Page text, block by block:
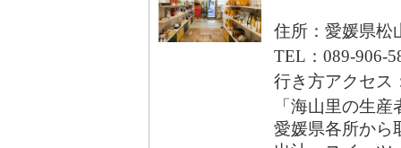
住所：愛媛県松
TEL：089-906-
行き方アクセス
「海山里の生
愛媛県各所から